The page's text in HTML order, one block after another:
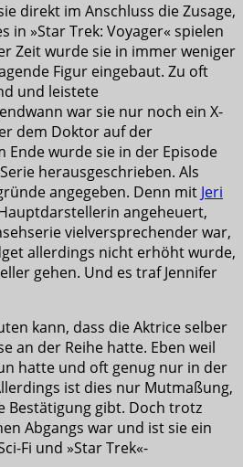
direkt im Anschluss die Zusage,
in »Star Trek: Voyager« spielen
Zeit wurde sie in immer weniger
Figur eingebaut. Zu oft
und leistete
war sie nur noch ein X-
dem Doktor auf der
Ende wurde sie in der Episode
herausgeschrieben. Als
angegeben. Denn mit Jeri
angeheuert,
vielversprechender war,
allerdings nicht erhöht wurde,
gehen. Und es traf Jennifer
kann, dass die Aktrice selber
an der Reihe hatte. Eben weil
hatte und oft genug nur in der
ist dies nur Mutmaßung,
Bestätigung gibt. Doch trotz
Abgangs war und ist sie ein
Fi und »Star Trek«-